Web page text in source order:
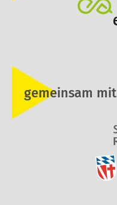
gemeinsam mit